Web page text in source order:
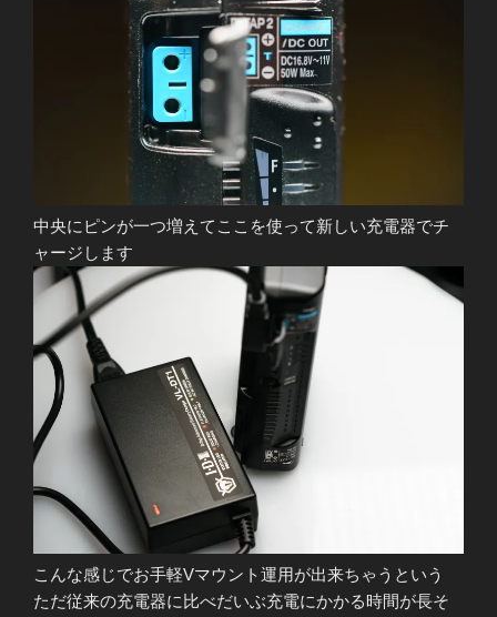
中央にピンが一つ増えてここを使って新しい充電器でチ
ャージします
こんな感じでお手軽Vマウント運用が出来ちゃうという
ただ従来の充電器に比べだいぶ充電にかかる時間が長そ